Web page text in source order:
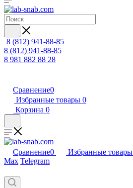
8 (812) 941-88-85
8 (812) 941-88-85
8 981 882 88 28
Сравнение0
Избранные товары 0
Корзина 0
Сравнение0 Избранные товары
Max Telegram